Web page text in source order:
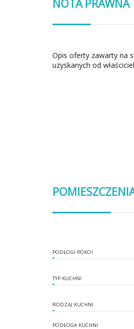
NOTA PRAWNA
Opis oferty zawarty na
uzyskanych od
PODŁOGI POKOI
TYP KUCHNI
RODZAJ KUCHNI
PODŁOGA KUCHNI